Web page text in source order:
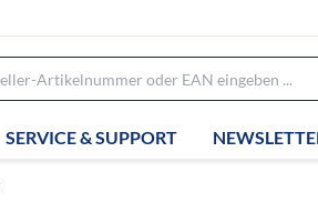
SERVICE & SUPPORT